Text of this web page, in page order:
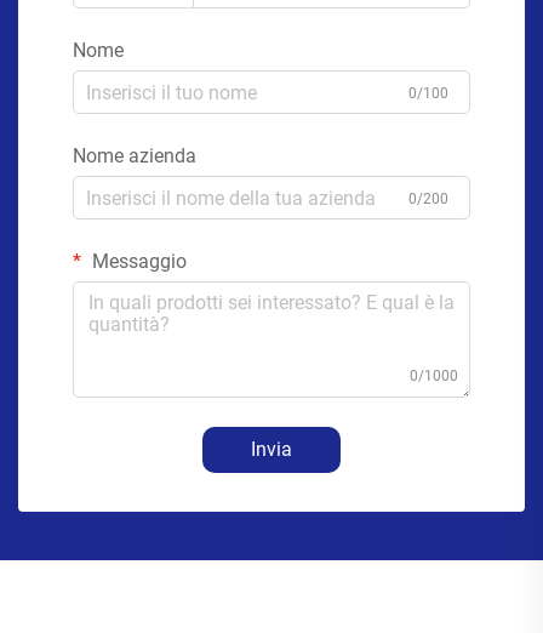
Nome
0/100
Nome azienda
0/200
Messaggio
0/1000
Invia